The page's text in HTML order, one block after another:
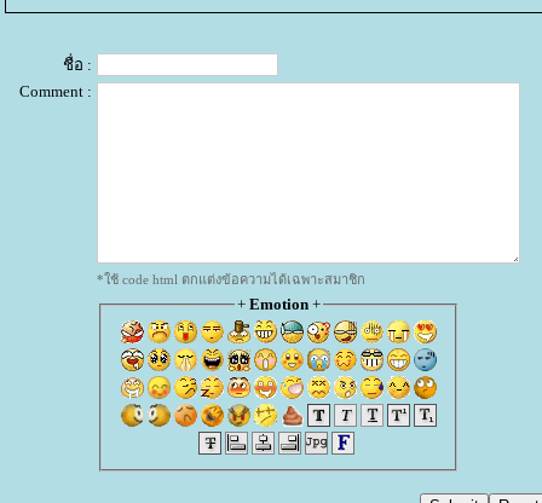
ชื่อ :
Comment :
*ใช้ code html ตกแต่งข้อความได้เฉพาะสมาชิก
+ Emotion+